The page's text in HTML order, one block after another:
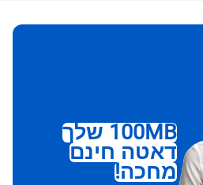
100MB שלך
דאטה חינם
מחכה!